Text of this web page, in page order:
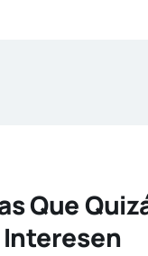
Que
Interesen